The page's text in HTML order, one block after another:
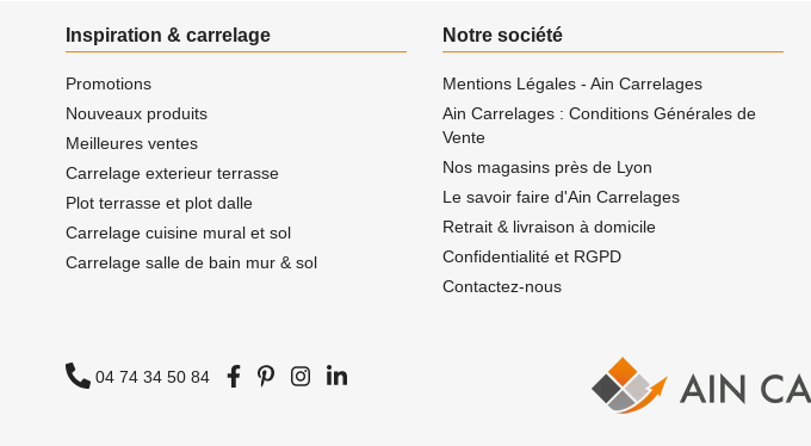
Inspiration & carrelage
Promotions
Nouveaux produits
Meilleures ventes
Carrelage exterieur terrasse
Plot terrasse et plot dalle
Carrelage cuisine mural et sol
Carrelage salle de bain mur & sol
Notre société
Mentions Légales - Ain Carrelages
Ain Carrelages : Conditions Générales de
Vente
Nos magasins près de Lyon
Le savoir faire d'Ain Carrelages
Retrait & livraison à domicile
Confidentialité et RGPD
Contactez-nous
04 74 34 50 84